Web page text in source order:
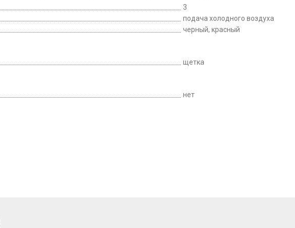
3
подача холодного воздуха
черный, красный
щетка
нет